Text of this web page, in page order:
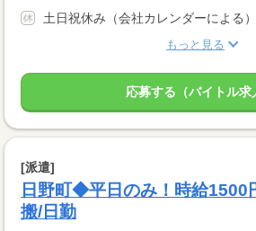
もっと見る
応募する（バイトル求
[派遣]
日野町◆平日のみ！時給1500
搬/日勤